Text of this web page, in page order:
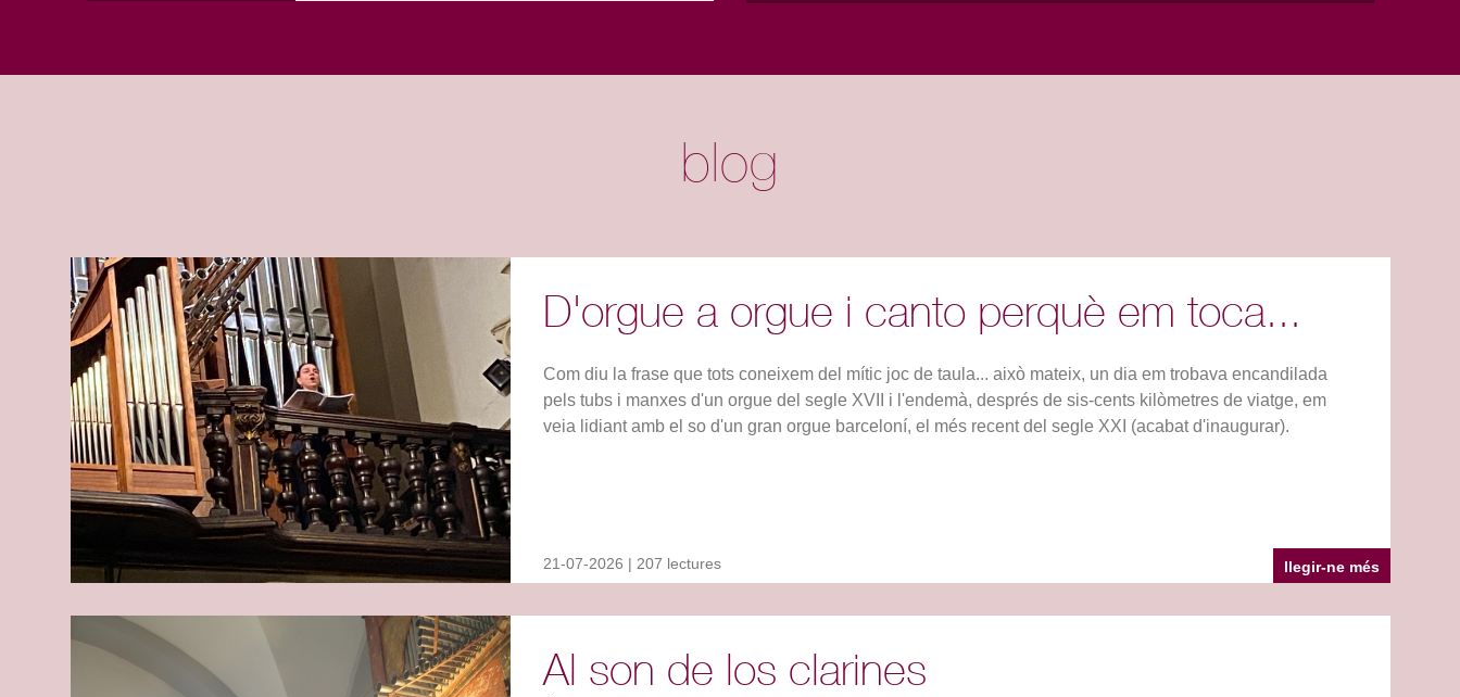
blog
D'orgue a orgue i canto perquè em toca...
Com diu la frase que tots coneixem del mític joc de taula... això mateix, un dia em trobava encandilada
pels tubs i manxes d'un orgue del segle XVII i l'endemà, després de sis-cents kilòmetres de viatge, em
veia lidiant amb el so d'un gran orgue barceloní, el més recent del segle XXI (acabat d'inaugurar).
21-07-2026 | 207 lectures llegir-ne més
Al son de los clarines